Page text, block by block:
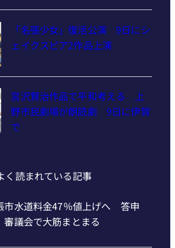
「名張少女」復活公演 9日にシ
ェイクスピア2作品上演
宮沢賢治作品で平和考える 上
野市民劇場が朗読劇 9日に伊賀
で
く読まれている記事